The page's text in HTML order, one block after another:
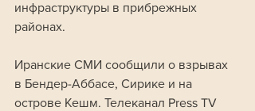
инфраструктуры в прибрежных
районах.
Иранские СМИ сообщили о взрывах
в Бендер-Аббасе, Сирике и на
острове Кешм. Телеканал Press TV